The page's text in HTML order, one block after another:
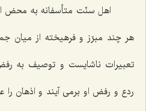
اهل سنّت متأسفانه به محض
هر چند مبرّز و فرهيخته از ميان
تعبيرات ناشايست و توصيف به
ردع و رفض او برمى ‌آيند و اذهان را